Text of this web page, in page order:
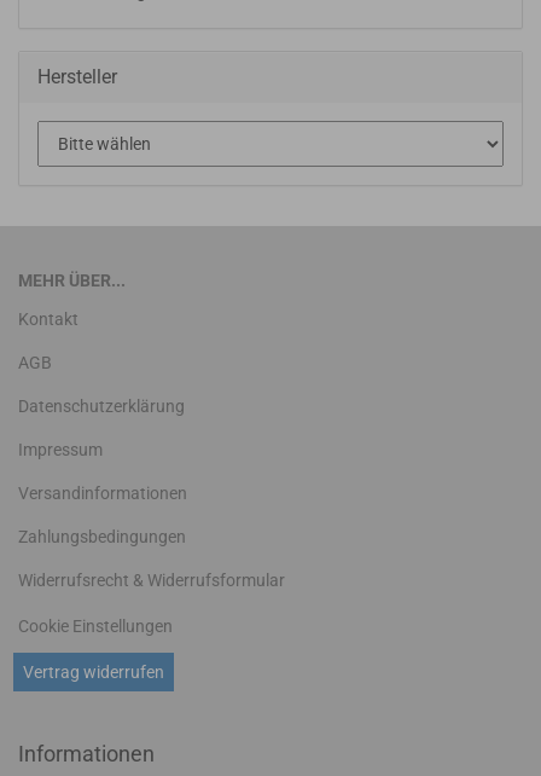
Hersteller
MEHR ÜBER...
Kontakt
AGB
Datenschutzerklärung
Impressum
Versandinformationen
Zahlungsbedingungen
Widerrufsrecht & Widerrufsformular
Vertrag widerrufen
Cookie Einstellungen
Informationen